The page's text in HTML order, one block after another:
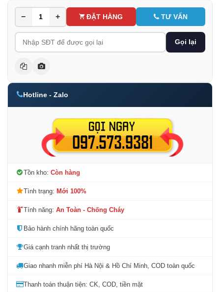
− + ĐẶT HÀNG TƯ VẤN
Gọi lại
Hotline - Zalo
Tồn kho: Còn hàng
Tình trạng: Mới 100%
Tính năng: An Toàn - Chống Cháy
Bảo hành chính hãng toàn quốc
Giá cạnh tranh nhất thị trường
Giao nhanh miễn phí Hà Nội & Hồ Chí Minh, COD toàn quốc
Thanh toán thuận tiện: CK, COD, tiền mặt